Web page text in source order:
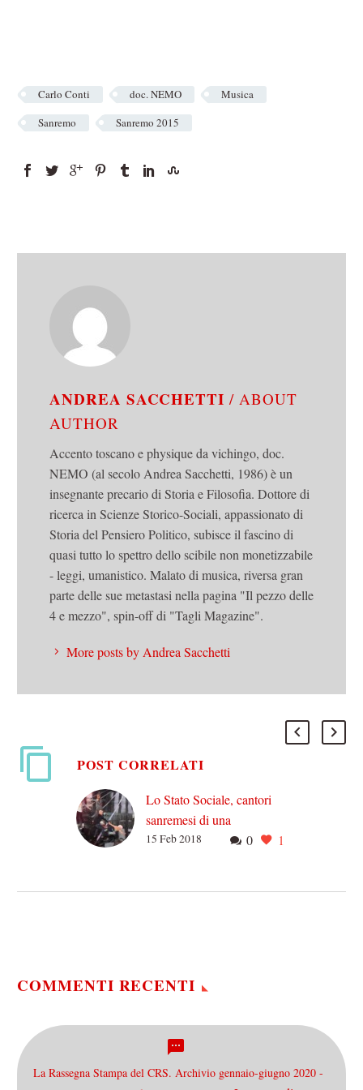
Carlo Conti doc. NEMO
Musica
Sanremo
Sanremo 2015
ANDREA SACCHETTI/ ABOUT
AUTHOR
Accento toscano e physique da vichingo, doc.
NEMO (al secolo Andrea Sacchetti, 1986) è un
insegnante precario di Storia e Filosofia. Dottore di
ricerca in Scienze Storico-Sociali, appassionato di
Storia del Pensiero Politico, subisce il fascino di
quasi tutto lo spettro dello scibile non monetizzabile
- leggi, umanistico. Malato di musica, riversa gran
parte delle sue metastasi nella pagina "Il pezzo delle
4 e mezzo", spin-off di "Tagli Magazine".
More posts by Andrea Sacchetti
POST CORRELATI
Lo Stato Sociale, cantori
sanremesi di una
generazione disagiata
0 1
15 Feb 2018
COMMENTI RECENTI
La Rassegna Stampa del CRS. Archivio gennaio-giugno 2020 -